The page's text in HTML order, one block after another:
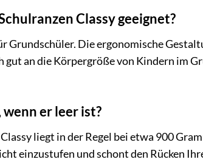
Classy geeignet?
Grundschüler. Die ergonomische
an die Körpergröße von Kindern im
er leer ist?
liegt in der Regel bei etwa 900
einzustufen und schont den Rücken